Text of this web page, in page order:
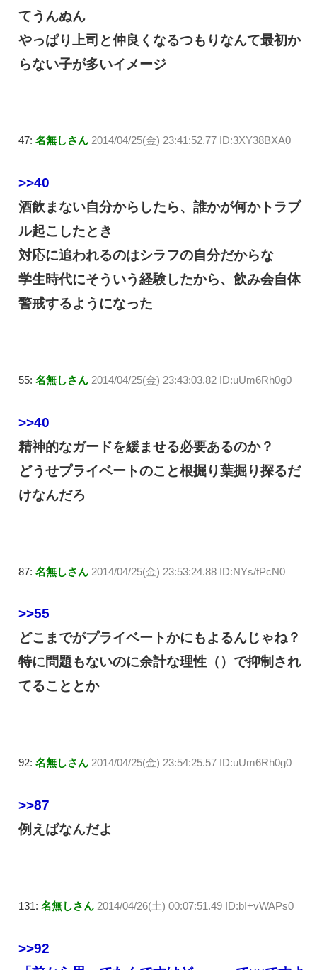
てうんぬん
やっぱり上司と仲良くなるつもりなんて最初か
らない子が多いイメージ
47: 名無しさん 2014/04/25(金) 23:41:52.77 ID:3XY38BXA0
>>40
酒飲まない自分からしたら、誰かが何かトラブ
ル起こしたとき
対応に追われるのはシラフの自分だからな
学生時代にそういう経験したから、飲み会自体
警戒するようになった
55: 名無しさん 2014/04/25(金) 23:43:03.82 ID:uUm6Rh0g0
>>40
精神的なガードを緩ませる必要あるのか？
どうせプライベートのこと根掘り葉掘り探るだ
けなんだろ
87: 名無しさん 2014/04/25(金) 23:53:24.88 ID:NYs/fPcN0
>>55
どこまでがプライベートかにもよるんじゃね？
特に問題もないのに余計な理性（）で抑制され
てることとか
92: 名無しさん 2014/04/25(金) 23:54:25.57 ID:uUm6Rh0g0
>>87
例えばなんだよ
131: 名無しさん 2014/04/26(土) 00:07:51.49 ID:bI+vWAPs0
>>92